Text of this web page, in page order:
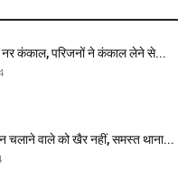
नर कंकाल, परिजनों ने कंकाल लेने से...
चलाने वाले को खैर नहीं, समस्त थाना...